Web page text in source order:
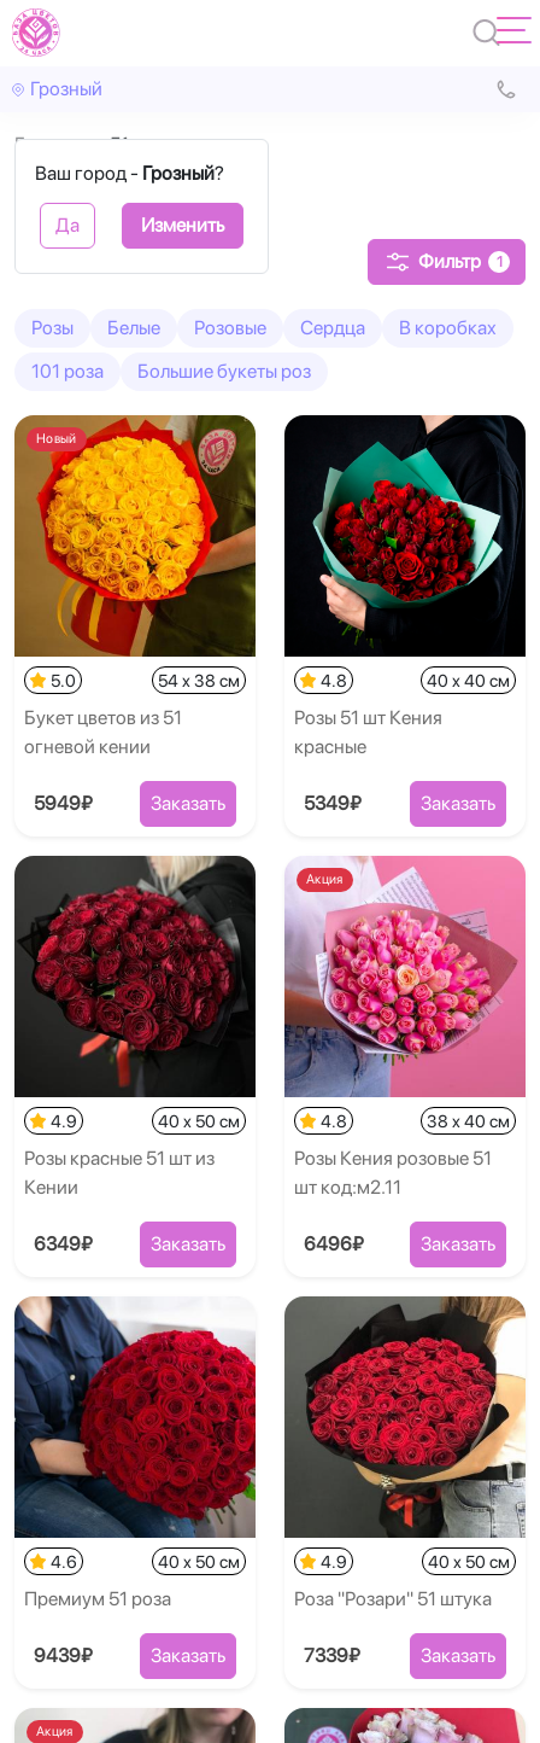
Грозный
Ваш город - Грозный?
Да Изменить
Главная 51 роза
51 Роза
Фильтр 1
Розы Белые Розовые Сердца
В коробках
101 роза
Большие букеты роз
Новый
5.0 54 x 38 см
Букет цветов из 51
огневой кении
5949₽ Заказать
4.8 40 x 40 см
Розы 51 шт Кения
красные
5349₽ Заказать
4.9 40 x 50 см
Розы красные 51 шт из
Кении
6349₽ Заказать
Акция
4.8 38 x 40 см
Розы Кения розовые 51
шт код:м2.11
6496₽ Заказать
4.6 40 x 50 см
Премиум 51 роза
9439₽ Заказать
4.9 40 x 50 см
Роза "Розари" 51 штука
7339₽ Заказать
Акция